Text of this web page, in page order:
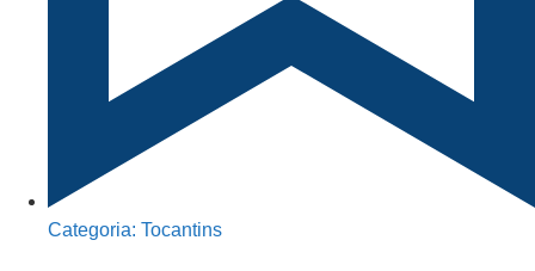
Categoria: Tocantins